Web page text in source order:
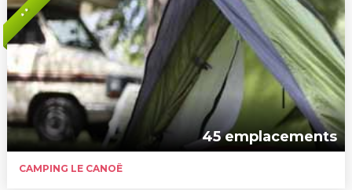
* *
45 emplacements
CAMPING LE CANOË